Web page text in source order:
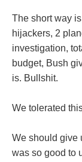
The short way
hijackers, 2
investigation,
budget, Bush
is. Bullshit.
We tolerated
We should give
was so good to